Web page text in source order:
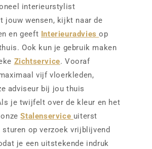
interieurstylist
jouw wensen, kijkt naar de
en geeft Interieuradviesop
Ook kun je gebruik maken
Zichtservice. Vooraf
vijf vloerkleden,
adviseur bij jou thuis
je twijfelt over de kleur en het
onzeStalenservice uiterst
op verzoek vrijblijvend
je een uitstekende indruk